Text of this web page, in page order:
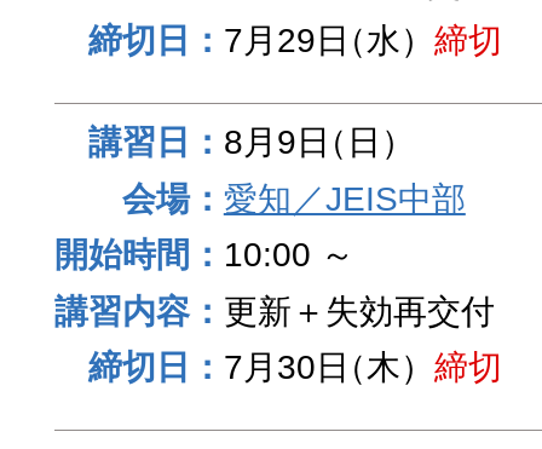
7月29日（水） 締切
8月9日（日）
愛知／JEIS中部
10:00 ～
更新＋失効再交付
7月30日（木） 締切